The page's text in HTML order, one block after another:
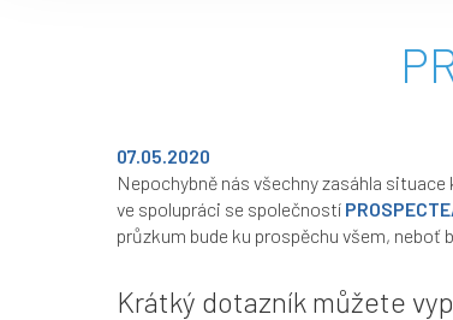
07.05.2020
Nepochybně nás všechny zasáhla
ve spolupráci se společností
průzkum bude ku prospěchu všem,
Krátký dotazník můžete